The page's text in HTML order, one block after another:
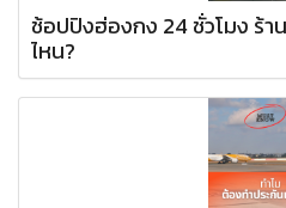
ช้อปปิงฮ่องกง 24 ชั่วโมง ร้า
ไหน?